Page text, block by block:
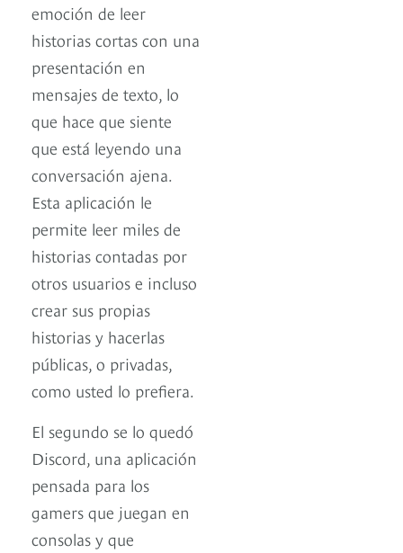
emoción de leer
historias cortas con una
presentación en
mensajes de texto, lo
que hace que siente
que está leyendo una
conversación ajena.
Esta aplicación le
permite leer miles de
historias contadas por
otros usuarios e incluso
crear sus propias
historias y hacerlas
públicas, o privadas,
como usted lo prefiera.
El segundo se lo quedó
Discord, una aplicación
pensada para los
gamers que juegan en
consolas y que